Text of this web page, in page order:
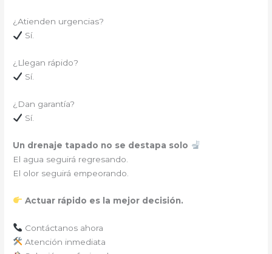
¿Atienden urgencias?
Sí.
¿Llegan rápido?
Sí.
¿Dan garantía?
Sí.
Un drenaje tapado no se destapa solo
El agua seguirá regresando.
El olor seguirá empeorando.
Actuar rápido es la mejor decisión.
Contáctanos ahora
Atención inmediata